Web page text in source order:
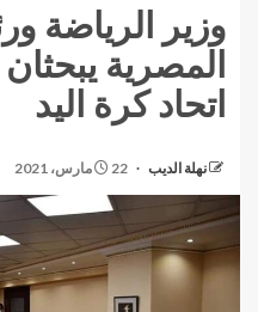
وزير الرياضة
المصرية
اتحاد كرة اليد
نهلة الديب 22 مارس، 2021